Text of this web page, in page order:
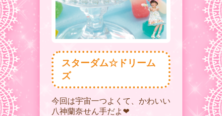
スターダム☆ドリーム
ズ
今回は宇宙一つよくて、かわいい
八神蘭奈せん手だよ❤︎